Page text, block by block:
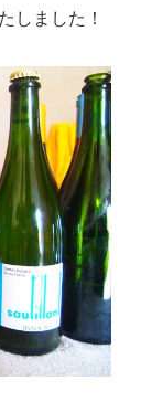
しました！